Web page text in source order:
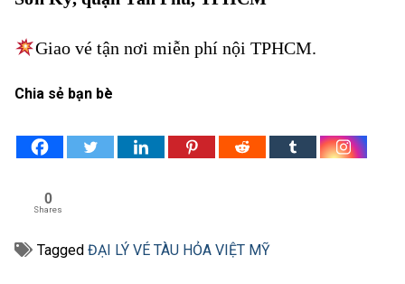
Giao vé tận nơi miễn phí nội TPHCM.
Chia sẻ bạn bè
0
Shares
Tagged ĐẠI LÝ VÉ TÀU HỎA VIỆT MỸ